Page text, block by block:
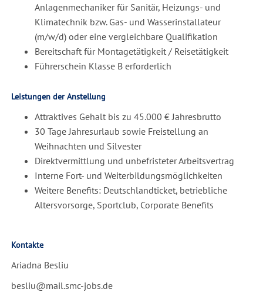
Anlagenmechaniker für Sanitär, Heizungs- und
Klimatechnik bzw. Gas- und Wasserinstallateur
(m/w/d) oder eine vergleichbare Qualifikation
Bereitschaft für Montagetätigkeit / Reisetätigkeit
Führerschein Klasse B erforderlich
Leistungen der Anstellung
Attraktives Gehalt bis zu 45.000 € Jahresbrutto
30 Tage Jahresurlaub sowie Freistellung an
Weihnachten und Silvester
Direktvermittlung und unbefristeter Arbeitsvertrag
Interne Fort- und Weiterbildungsmöglichkeiten
Weitere Benefits: Deutschlandticket, betriebliche
Altersvorsorge, Sportclub, Corporate Benefits
Kontakte
Ariadna Besliu
besliu@mail.smc-jobs.de